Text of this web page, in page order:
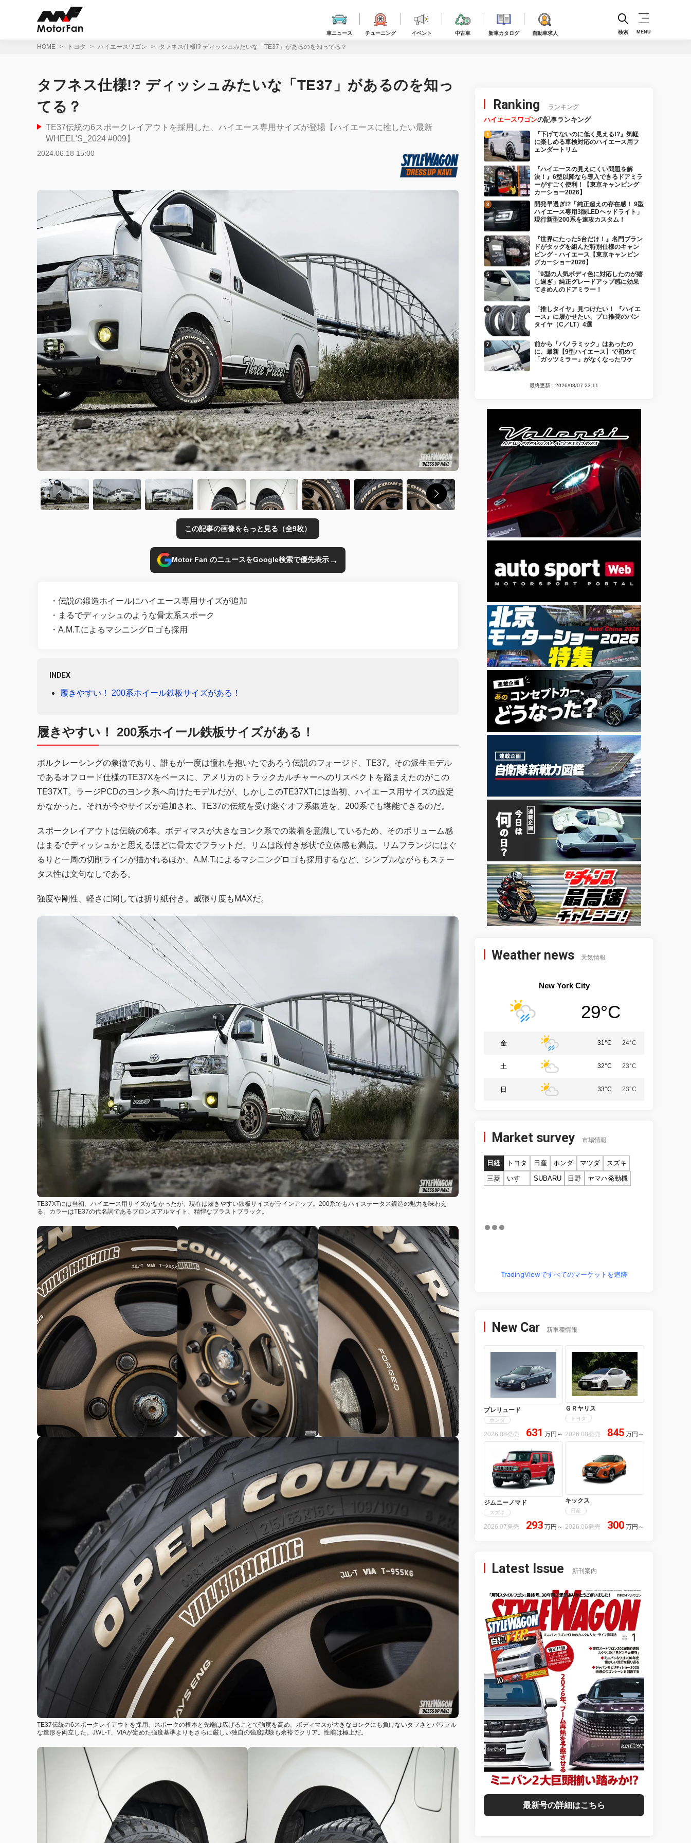
車ニュース チューニング イベント 中古車 新車カタログ 自動車求人 検索 MENU
HOME トヨタ ハイエースワゴン タフネス仕様!? ディッシュみたいな「TE37」があるのを知ってる？
タフネス仕様!? ディッシュみたいな「TE37」があるのを知っ
てる？
TE37伝統の6スポークレイアウトを採用した、ハイエース専用サイズが登場【ハイエースに推したい最新
WHEEL'S_2024 #009】
2024.06.18 15:00
この記事の画像をもっと見る（全9枚）
Motor Fan のニュースをGoogle検索で優先表示→
・伝説の鍛造ホイールにハイエース専用サイズが追加
・まるでディッシュのような骨太系スポーク
・A.M.T.によるマシニングロゴも採用
INDEX
履きやすい！ 200系ホイール鉄板サイズがある！
履きやすい！ 200系ホイール鉄板サイズがある！
ボルクレーシングの象徴であり、誰もが一度は憧れを抱いたであろう伝説のフォージド、TE37。その派生モデル
であるオフロード仕様のTE37Xをベースに、アメリカのトラックカルチャーへのリスペクトを踏まえたのがこの
TE37XT。ラージPCDのヨンク系へ向けたモデルだが、しかしこのTE37XTには当初、ハイエース用サイズの設定
がなかった。それが今やサイズが追加され、TE37の伝統を受け継ぐオフ系鍛造を、200系でも堪能できるのだ。
スポークレイアウトは伝統の6本。ボディマスが大きなヨンク系での装着を意識しているため、そのボリューム感
はまるでディッシュかと思えるほどに骨太でフラットだ。リムは段付き形状で立体感も満点。リムフランジにはぐ
るりと一周の切削ラインが描かれるほか、A.M.T.によるマシニングロゴも採用するなど、シンプルながらもステー
タス性は文句なしである。
強度や剛性、軽さに関しては折り紙付き。威張り度もMAXだ。
TE37XTには当初、ハイエース用サイズがなかったが、現在は履きやすい鉄板サイズがラインアップ。200系でもハイステータス鍛造の魅力を味わえ
る。カラーはTE37の代名詞であるブロンズアルマイト、精悍なブラストブラック。
TE37伝統の6スポークレイアウトを採用。スポークの根本と先端は広げることで強度を高め、ボディマスが大きなヨンクにも負けないタフさとパワフル
な造形を両立した。JWL-T、VIAが定めた強度基準よりもさらに厳しい独自の強度試験も余裕でクリア。性能は極上だ。
Ranking ランキング
ハイエースワゴンの記事ランキング
『下げてないのに低く見える!?』気軽
に楽しめる車検対応のハイエース用フ
ェンダートリム
『ハイエースの見えにくい問題を解
決！』6型以降なら導入できるドアミラ
ーがすごく便利！【東京キャンピング
カーショー2026】
開発早過ぎ!?「純正超えの存在感！ 9型
ハイエース専用3眼LEDヘッドライト」
現行新型200系を速攻カスタム！
『世界にたった5台だけ！』名門ブラン
ドがタッグを組んだ特別仕様のキャン
ピング・ハイエース【東京キャンピン
グカーショー2026】
「9型の人気ボディ色に対応したのが嬉
し過ぎ」純正グレードアップ感に効果
てきめんのドアミラー！
「推しタイヤ」見つけたい！ 『ハイエ
ース』に履かせたい、プロ推奨のバン
タイヤ（C／LT）4選
前から「パノラミック」はあったの
に、最新【9型ハイエース】で初めて
「ガッツミラー」がなくなったワケ
最終更新：2026/08/07 23:11
Weather news 天気情報
New York City
29°C
金 31°C 24°C
土 32°C 23°C
日 33°C 23°C
Market survey 市場情報
日経 トヨタ 日産 ホンダ マツダ
スズキ
三菱
いすゞ SUBARU 日野 ヤマハ発動機
TradingViewですべてのマーケットを追跡
New Car 新車種情報
プレリュード
ホンダ
2026.08発売 631 万円 ～
ＧＲヤリス
トヨタ
2026.08発売 845 万円 ～
ジムニーノマド
スズキ
2026.07発売 293 万円 ～
キックス
日産
2026.06発売 300 万円 ～
Latest Issue 新刊案内
最新号の詳細はこちら